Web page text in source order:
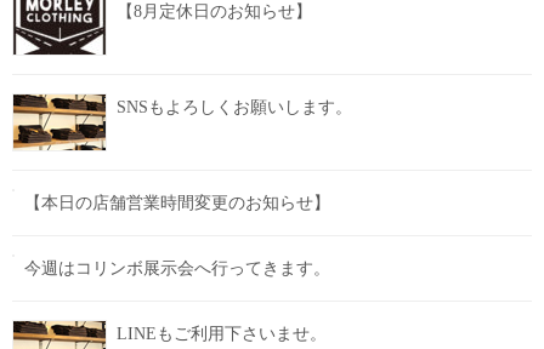
【8月定休日のお知らせ】
SNSもよろしくお願いします。
【本日の店舗営業時間変更のお知らせ】
今週はコリンボ展示会へ行ってきます。
LINEもご利用下さいませ。